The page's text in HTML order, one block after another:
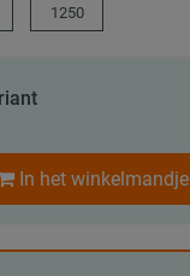
1250
In het winkelmandje